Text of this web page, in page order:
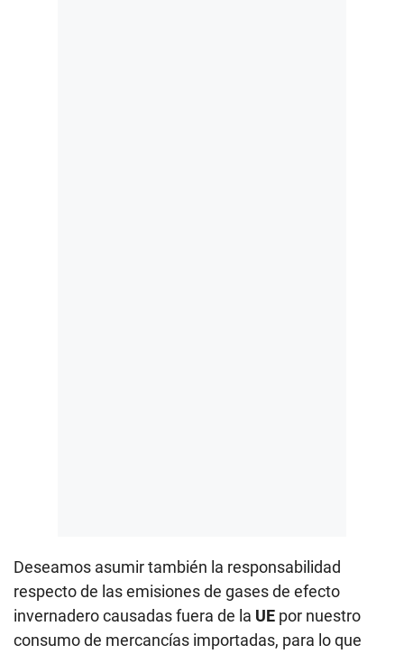
Deseamos asumir también la responsabilidad
respecto de las emisiones de gases de efecto
invernadero causadas fuera de la UE por nuestro
consumo de mercancías importadas, para lo que